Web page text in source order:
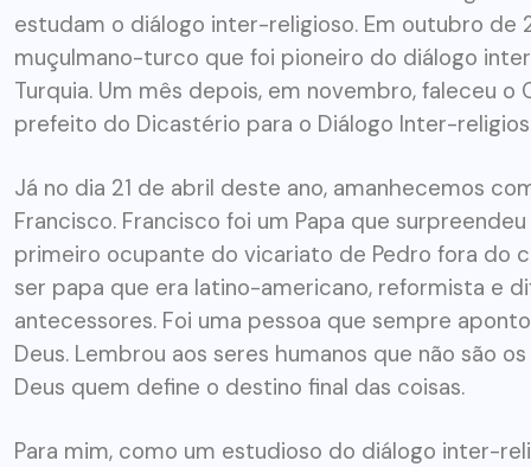
estudam o diálogo inter-religioso. Em outubro de
muçulmano-turco que foi pioneiro do diálogo
Turquia. Um mês depois, em novembro, faleceu o
prefeito do Dicastério para o Diálogo Inter-
Já no dia 21 de abril deste ano, amanhecemos
Francisco. Francisco foi um Papa que
primeiro ocupante do vicariato de Pedro fora do
ser papa que era latino-americano, reformista e
antecessores. Foi uma pessoa que sempre
Deus. Lembrou aos seres humanos que não são
Deus quem define o destino final das coisas.
Para mim, como um estudioso do diálogo inter-